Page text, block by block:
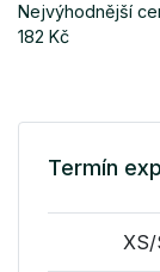
Nejvýhodnější
182 Kč
Termín
XS/